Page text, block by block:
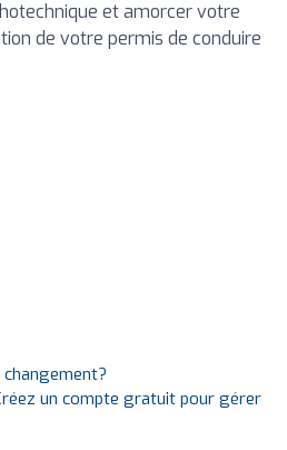
et amorcer votre
de votre permis de conduire
un compte gratuit pour gérer